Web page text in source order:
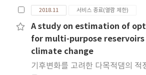
니기 때문에, 용수공급에 대한 안전
질적인 용수 부족 사상의 특성을 고
이를 위해 본 연구에서는 이수안전
로 사용되는 신뢰도와 취약도를 이
관리지수(JDMI)를 개발하였으며,
래 용수공급 위험도를 산정하였다.
2018.11 서비스 종료(열람 제한)
A study on estimation of
for multi-purpose
climate change
기후변화를 고려한 다목적댐의 적